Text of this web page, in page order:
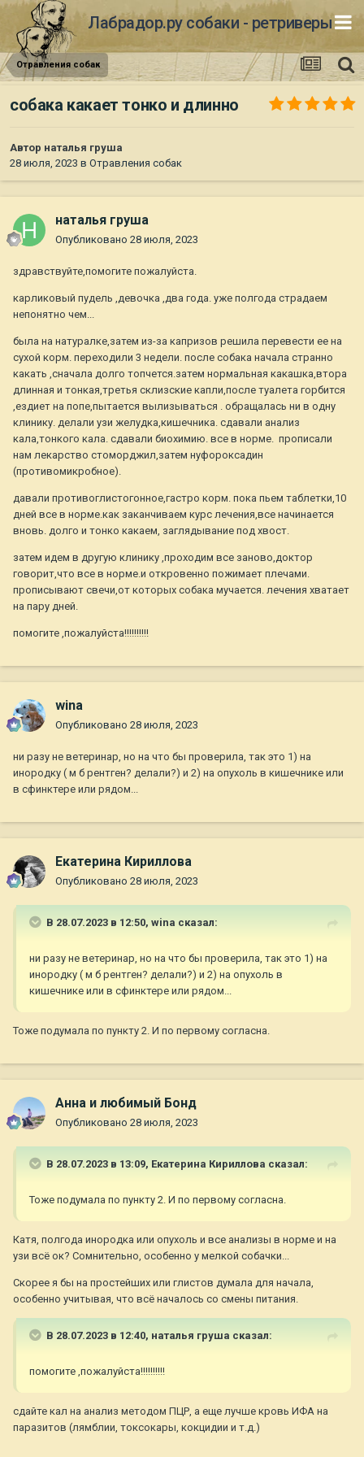
Лабрадор.ру собаки - ретриверы
Отравления собак
собака какает тонко и длинно
Автор наталья груша
28 июля, 2023 в Отравления собак
наталья груша
Опубликовано 28 июля, 2023
здравствуйте,помогите пожалуйста.
карликовый пудель ,девочка ,два года. уже полгода страдаем
непонятно чем...
была на натуралке,затем из-за капризов решила перевести ее на
сухой корм. переходили 3 недели. после собака начала странно
какать ,сначала долго топчется.затем нормальная какашка,втора
длинная и тонкая,третья склизские капли,после туалета горбится
,ездиет на попе,пытается вылизываться . обращалась ни в одну
клинику. делали узи желудка,кишечника. сдавали анализ
кала,тонкого кала. сдавали биохимию. все в норме. прописали
нам лекарство cтоморджил,затем нуфороксадин
(противомикробное).
давали противоглистогонное,гастро корм. пока пьем таблетки,10
дней все в норме.как заканчиваем курс лечения,все начинается
вновь. долго и тонко какаем, заглядывание под хвост.
затем идем в другую клинику ,проходим все заново,доктор
говорит,что все в норме.и откровенно пожимает плечами.
прописывают свечи,от которых собака мучается. лечения хватает
на пару дней.
помогите ,пожалуйста!!!!!!!!!!
wina
Опубликовано 28 июля, 2023
ни разу не ветеринар, но на что бы проверила, так это 1) на
инородку ( м б рентген? делали?) и 2) на опухоль в кишечнике или
в сфинктере или рядом...
Екатерина Кириллова
Опубликовано 28 июля, 2023
В 28.07.2023 в 12:50, wina сказал:
ни разу не ветеринар, но на что бы проверила, так это 1) на
инородку ( м б рентген? делали?) и 2) на опухоль в
кишечнике или в сфинктере или рядом...
Тоже подумала по пункту 2. И по первому согласна.
Анна и любимый Бонд
Опубликовано 28 июля, 2023
В 28.07.2023 в 13:09, Екатерина Кириллова сказал:
Тоже подумала по пункту 2. И по первому согласна.
Катя, полгода инородка или опухоль и все анализы в норме и на
узи всё ок? Сомнительно, особенно у мелкой собачки...
Скорее я бы на простейших или глистов думала для начала,
особенно учитывая, что всё началось со смены питания.
В 28.07.2023 в 12:40, наталья груша сказал:
помогите ,пожалуйста!!!!!!!!!!
сдайте кал на анализ методом ПЦР, а еще лучше кровь ИФА на
паразитов (лямблии, токсокары, кокцидии и т.д.)